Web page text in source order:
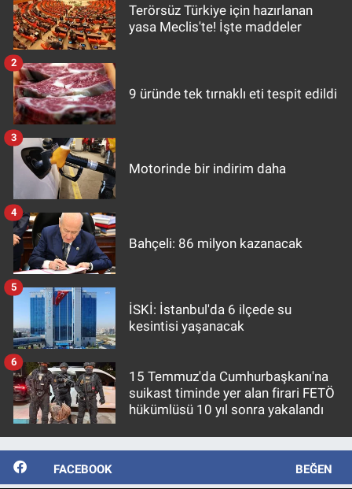
Terörsüz Türkiye için hazırlanan
yasa Meclis'te! İşte maddeler
9 üründe tek tırnaklı eti tespit edildi
2
Motorinde bir indirim daha
3
Bahçeli: 86 milyon kazanacak
4
İSKİ: İstanbul'da 6 ilçede su
kesintisi yaşanacak
5
15 Temmuz'da Cumhurbaşkanı'na
suikast timinde yer alan firari FETÖ
hükümlüsü 10 yıl sonra yakalandı
6
FACEBOOK BEĞEN